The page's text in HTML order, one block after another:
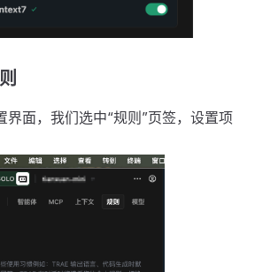
面，我们选中“规则”页签，设置项